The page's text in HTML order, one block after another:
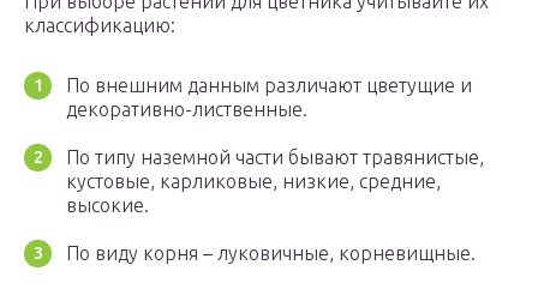
классификацию:
По внешним данным различают цветущие и
декоративно-лиственные.
По типу наземной части бывают травянистые,
кустовые, карликовые, низкие, средние,
высокие.
По виду корня – луковичные, корневищные.